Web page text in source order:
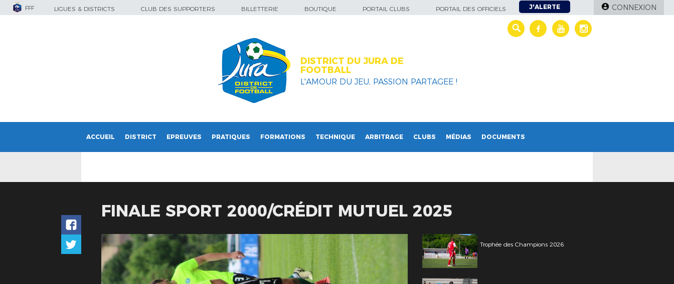
FFF LIGUES & DISTRICTS CLUB DES SUPPORTERS BILLETTERIE BOUTIQUE PORTAIL CLUBS PORTAIL DES OFFICIELS J'ALERTE CONNEXION
DISTRICT DU JURA DE
FOOTBALL
L'AMOUR DU JEU, PASSION PARTAGEE !
ACCUEIL DISTRICT EPREUVES PRATIQUES FORMATIONS TECHNIQUE ARBITRAGE CLUBS MÉDIAS DOCUMENTS
FINALE SPORT 2000/CRÉDIT MUTUEL 2025
Trophée des Champions 2026